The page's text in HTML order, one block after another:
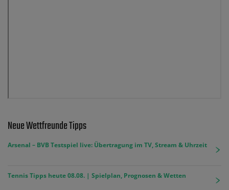
Neue Wettfreunde Tipps
Arsenal – BVB Testspiel live: Übertragung im TV, Stream & Uhrzeit
Tennis Tipps heute 08.08. | Spielplan, Prognosen & Wetten